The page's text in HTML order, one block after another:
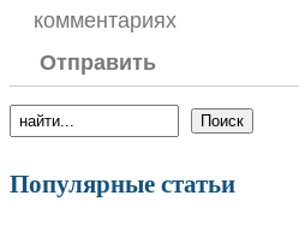
комментариях
Отправить
Популярные статьи